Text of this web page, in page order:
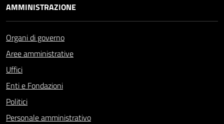
AMMINISTRAZIONE
Organi di governo
Aree amministrative
Uffici
Enti e Fondazioni
Politici
Personale amministrativo